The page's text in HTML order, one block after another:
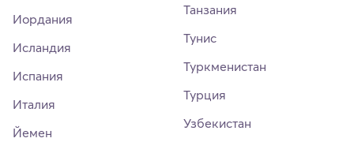
Иордания
Исландия
Испания
Италия
Йемен
Танзания
Тунис
Туркменистан
Турция
Узбекистан